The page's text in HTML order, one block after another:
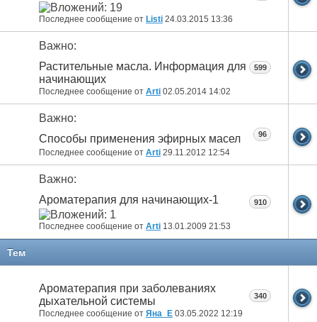
Последнее сообщение от Listi 24.03.2015 13:36
Важно:
Растительные масла. Информация для
начинающих
Последнее сообщение от Arti 02.05.2014 14:02
599
Важно:
Способы применения эфирных масел
Последнее сообщение от Arti 29.11.2012 12:54
96
Важно:
Ароматерапия для начинающих-1
Последнее сообщение от Arti 13.01.2009 21:53
910
Тем
Ароматерапия при заболеваниях
дыхательной системы
Последнее сообщение от Яна_Е 03.05.2022 12:19
340